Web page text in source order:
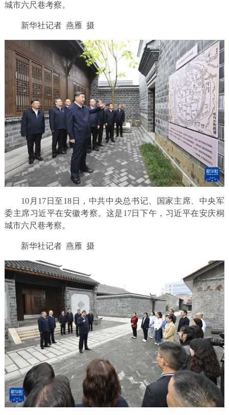
城市六尺巷考察。
新华社记者 燕雁 摄
10月17日至18日，中共中央总书记、国家主席、中央军
委主席习近平在安徽考察。这是17日下午，习近平在安庆桐
城市六尺巷考察。
新华社记者 燕雁 摄